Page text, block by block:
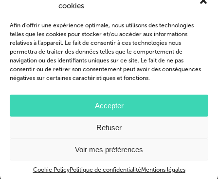
cookies
Afin d'offrir une expérience optimale, nous utilisons des technologies
telles que les cookies pour stocker et/ou accéder aux informations
relatives à l'appareil. Le fait de consentir à ces technologies nous
permettra de traiter des données telles que le comportement de
navigation ou des identifiants uniques sur ce site. Le fait de ne pas
consentir ou de retirer son consentement peut avoir des conséquences
négatives sur certaines caractéristiques et fonctions.
Accepter
Refuser
Voir mes préférences
Cookie PolicyPolitique de confidentialitéMentions légales
Housse de Tablet
Devenir revendeur
Profil de l’entreprise
Connexion des clients
Mentions légales
Conditions générales
déposées aux États-Unis et dans d'autres pays et régions.